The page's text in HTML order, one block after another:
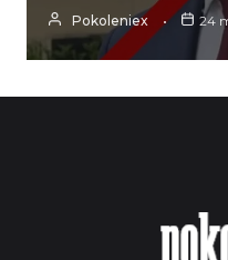
Pokoleniex 24